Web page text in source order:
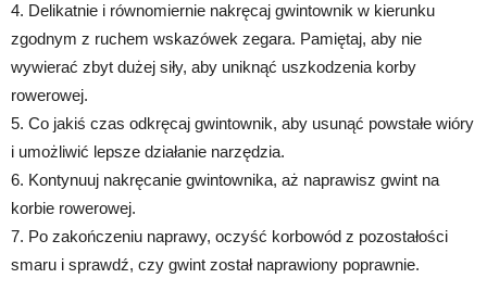
4. Delikatnie i równomiernie nakręcaj gwintownik w kierunku
zgodnym z ruchem wskazówek zegara. Pamiętaj, aby nie
wywierać zbyt dużej siły, aby uniknąć uszkodzenia korby
rowerowej.
5. Co jakiś czas odkręcaj gwintownik, aby usunąć powstałe wióry
i umożliwić lepsze działanie narzędzia.
6. Kontynuuj nakręcanie gwintownika, aż naprawisz gwint na
korbie rowerowej.
7. Po zakończeniu naprawy, oczyść korbowód z pozostałości
smaru i sprawdź, czy gwint został naprawiony poprawnie.